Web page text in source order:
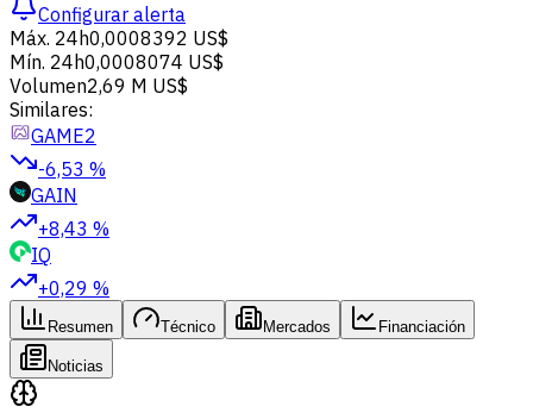
Configurar alerta
Máx. 24h0,0008392 US$
Mín. 24h0,0008074 US$
Volumen2,69 M US$
Similares:
GAME2
-6,53 %
GAIN
+8,43 %
IQ
+0,29 %
Resumen Técnico Mercados Financiación
Noticias